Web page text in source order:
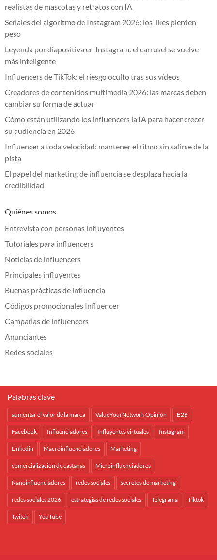
realistas de mascotas y retratos con IA
Señales del algoritmo de Instagram 2026: los likes pierden
peso
Leyenda por diapositiva en Instagram: el carrusel se vuelve
más inteligente
Influencers de TikTok: el riesgo oculto tras sus vídeos
Creadores de contenidos multimedia 2026: las marcas deben
cambiar su forma de actuar
Cómo están utilizando los influencers la IA para hacer crecer
su audiencia en 2026
Influencer a toda velocidad: mantener el ritmo sin salirse de la
pista
El papel del marketing de influencia se desplaza hacia la
credibilidad
Quiénes somos
Entrevista con personas influyentes
Tutoriales para influencers
Noticias de influencers
Principales influyentes
Buenas prácticas de influencia
Códigos promocionales Influencer
Campañas de influencers
Anunciantes
Redes sociales
Palabras clave
aumentar el valor de la marca ValueYourNetwork Opinión B2B
Facebook Influenciadores Influyentes virtuales Instagram
Linkedin Macroinfluenciadores Marketing
comercialización de castañas Microinfluenciadores
Nanoinfluenciadores redes sociales secretos de marketing
redes sociales 2026 estrategias de redes sociales Telegrama Tiktok
Twitch YouTube